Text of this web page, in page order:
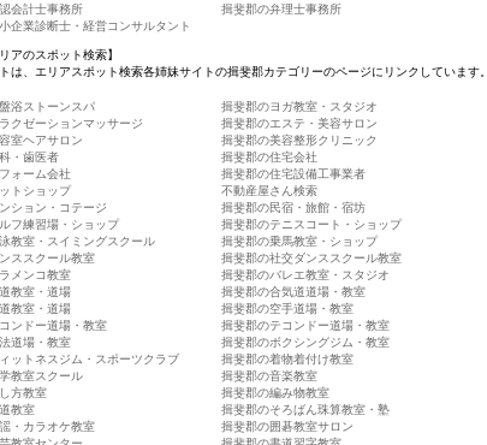
会計士事務所
揖斐郡の弁理士事務所
企業診断士・経営コンサルタント
アのスポット検索】
は、エリアスポット検索各姉妹サイトの揖斐郡カテゴリーのページにリンクしています。
浴ストーンスパ
揖斐郡のヨガ教室・スタジオ
クゼーションマッサージ
揖斐郡のエステ・美容サロン
室ヘアサロン
揖斐郡の美容整形クリニック
・歯医者
揖斐郡の住宅会社
ォーム会社
揖斐郡の住宅設備工事業者
トショップ
不動産屋さん検索
ション・コテージ
揖斐郡の民宿・旅館・宿坊
フ練習場・ショップ
揖斐郡のテニスコート・ショップ
教室・スイミングスクール
揖斐郡の乗馬教室・ショップ
ススクール教室
揖斐郡の社交ダンススクール教室
メンコ教室
揖斐郡のバレエ教室・スタジオ
教室・道場
揖斐郡の合気道道場・教室
教室・道場
揖斐郡の空手道場・教室
ンドー道場・教室
揖斐郡のテコンドー道場・教室
道場・教室
揖斐郡のボクシングジム・教室
ットネスジム・スポーツクラブ
揖斐郡の着物着付け教室
教室スクール
揖斐郡の音楽教室
方教室
揖斐郡の編み物教室
教室
揖斐郡のそろばん珠算教室・塾
・カラオケ教室
揖斐郡の囲碁教室サロン